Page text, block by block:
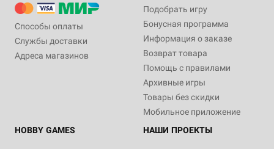
Способы оплаты
Службы доставки
Адреса магазинов
Подобрать игру
Бонусная программа
Информация о заказе
Возврат товара
Помощь с правилами
Архивные игры
Товары без скидки
Мобильное приложение
HOBBY GAMES
НАШИ ПРОЕКТЫ